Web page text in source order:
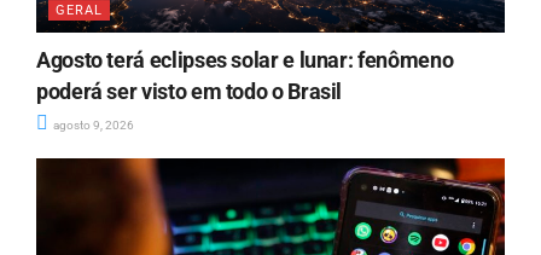
GERAL
Agosto terá eclipses solar e lunar: fenômeno
poderá ser visto em todo o Brasil
agosto 9, 2026